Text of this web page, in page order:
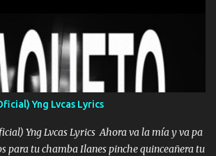
❌ Yo No limito los Sueños , si no existe
, Si me caigo me Levanto, Aprendo Del
Lodo ❌ www.elnorteduro.com ❌ El Dinero
me Estorba , Por Eso Manejo Todo
. Aquí no Se Sufre de Ego vengo Desde
Fue Con Trabajo Y Esfuerzo, Nada es
A Mí lado Una Princesa que A pesar de
ahí . Hecho pa...
Yng Lvcas Lyrics
Yng Lvcas Lyrics Ahora va la mía y va pa
para tu chamba Ilanes pinche quinceañera tu